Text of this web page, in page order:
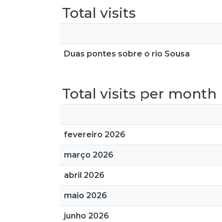
Total visits
Duas pontes sobre o rio Sousa
Total visits per month
fevereiro 2026
março 2026
abril 2026
maio 2026
junho 2026